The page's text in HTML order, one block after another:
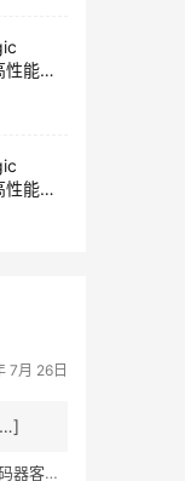
7月 26日
V4.1.0